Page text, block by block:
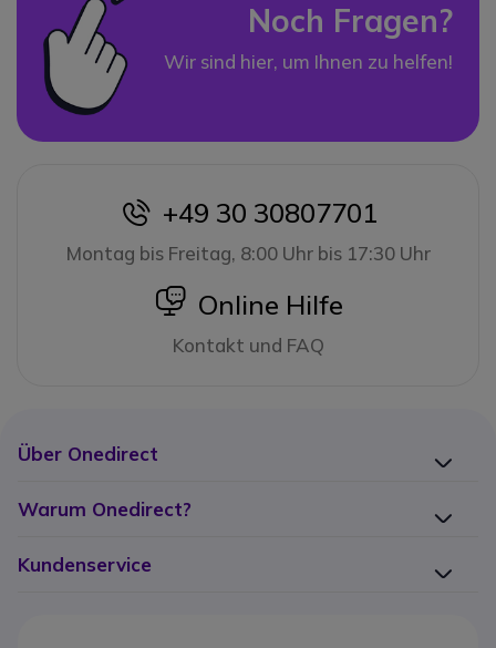
Noch Fragen?
Wir sind hier, um Ihnen zu helfen!
icon
+49 30 30807701
Montag bis Freitag, 8:00 Uhr bis 17:30 Uhr
icon
Online Hilfe
Kontakt und FAQ
Über Onedirect
Warum Onedirect?
Kundenservice